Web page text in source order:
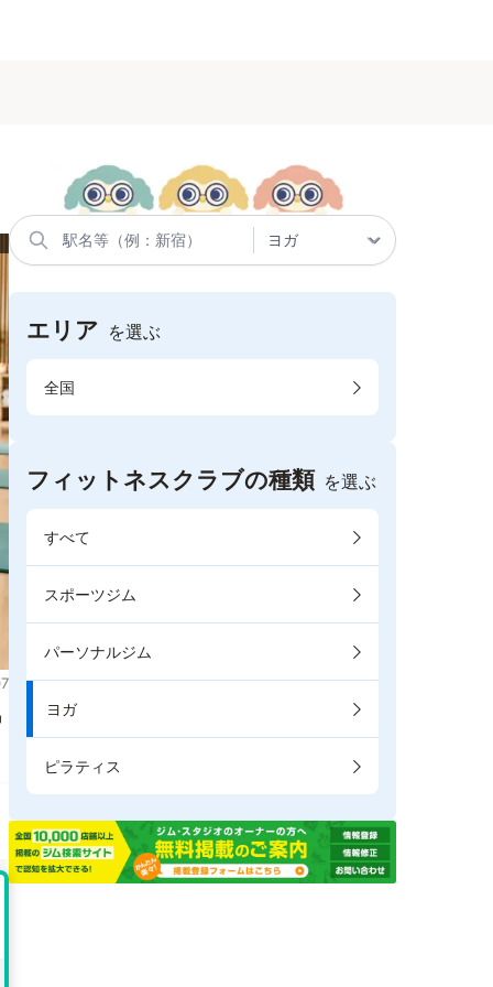
エリア を選ぶ
全国
フィットネスクラブの種類 を選ぶ
すべて
スポーツジム
パーソナルジム
ヨガ
ピラティス